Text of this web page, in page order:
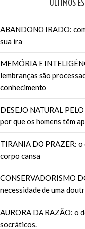
ÚLTIMOS
ABANDONO IRADO:
sua ira
MEMÓRIA E
lembranças são
conhecimento
DESEJO NATURAL
por que os homens têm
TIRANIA DO PRAZER: o
corpo cansa
CONSERVADORISMO
necessidade de uma
AURORA DA RAZÃO: o
socráticos.